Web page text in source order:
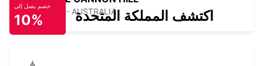
TINGALPA - AUSTRALIA
خصم يصل إلى
10% اكتشف المملكة المتحدة